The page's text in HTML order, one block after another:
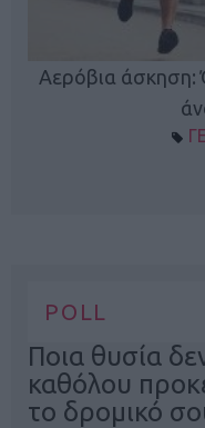
Αερόβια άσκηση:
POLL
Ποια θυσία
καθόλου
το δρομικό